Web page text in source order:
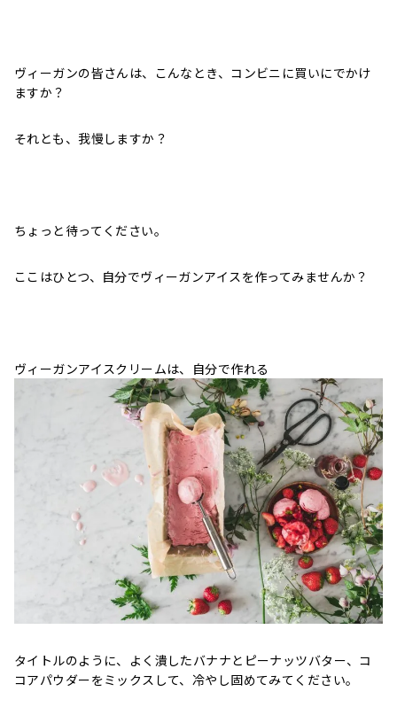
ヴィーガンの皆さんは、こんなとき、コンビニに買いにでかけ
ますか？
それとも、我慢しますか？
ちょっと待ってください。
ここはひとつ、自分でヴィーガンアイスを作ってみませんか？
ヴィーガンアイスクリームは、自分で作れる
タイトルのように、よく潰したバナナとピーナッツバター、コ
コアパウダーをミックスして、冷やし固めてみてください。